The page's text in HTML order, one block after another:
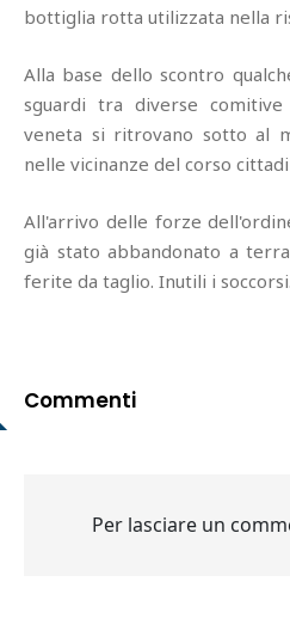
bottiglia rotta utilizzata nella
Alla base dello scontro
sguardi tra diverse
veneta si ritrovano sotto al
nelle vicinanze del corso
All'arrivo delle forze
già stato abbandonato a
ferite da taglio. Inutili i soccorsi.
Commenti